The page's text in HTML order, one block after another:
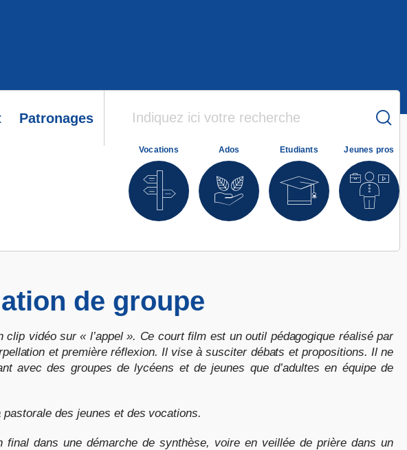
Patronages
Vocations Ados Etudiants Jeunes pros
de groupe
vidéo sur « l’appel ». Ce court film est un outil pédagogique réalisé par
et première réflexion. Il vise à susciter débats et propositions. Il ne
avec des groupes de lycéens et de jeunes que d’adultes en équipe de
des jeunes et des vocations.
dans une démarche de synthèse, voire en veillée de prière dans un